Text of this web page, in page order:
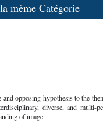
même Catégorie
opposing hypothesis to the
diverse, and multi-
of image.